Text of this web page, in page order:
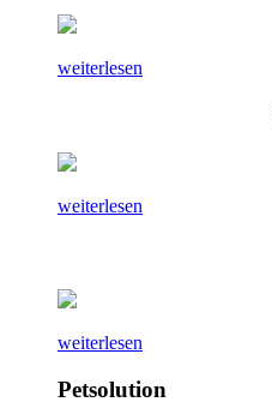
weiterlesen
weiterlesen
weiterlesen
Petsolution